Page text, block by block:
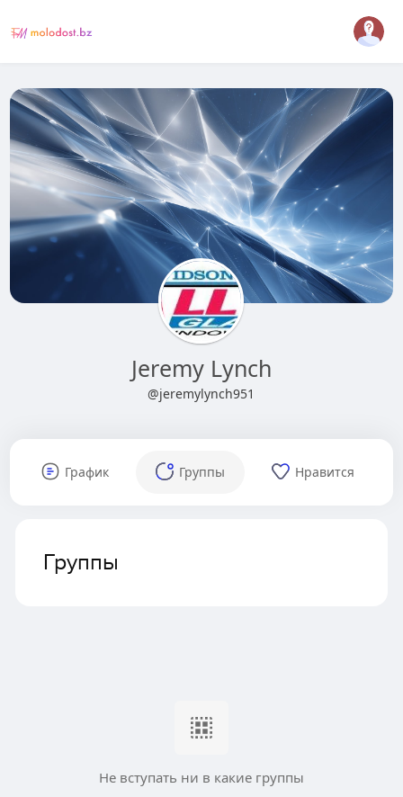
Jeremy Lynch
@jeremylynch951
График Группы Нравится
Группы
Не вступать ни в какие группы